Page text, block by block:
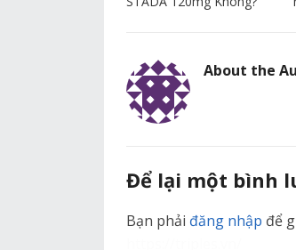
About the
Để lại một bình
Bạn phải đăng nhập để